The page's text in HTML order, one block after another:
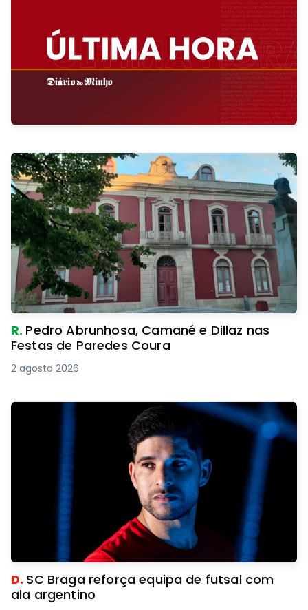
R. Pedro Abrunhosa, Camané e Dillaz nas
Festas de Paredes Coura
2 agosto 2026
D. SC Braga reforça equipa de futsal com
ala argentino